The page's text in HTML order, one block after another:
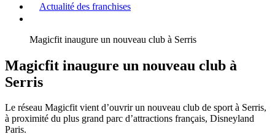
Actualité des franchises
Magicfit inaugure un nouveau club à Serris
Magicfit inaugure un nouveau club à
Serris
Le réseau Magicfit vient d’ouvrir un nouveau club de sport à Serris,
à proximité du plus grand parc d’attractions français, Disneyland
Paris.